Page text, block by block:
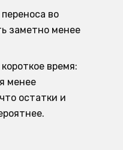
во
заметно менее
время:
менее
остатки и